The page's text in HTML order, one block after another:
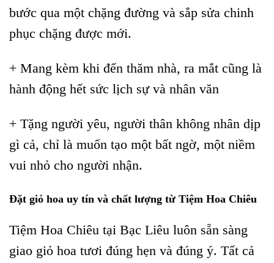
bước qua một chặng đường và sắp sửa chinh
phục chặng được mới.
+ Mang kèm khi đến thăm nhà, ra mắt cũng là
hành động hết sức lịch sự và nhân văn
+ Tặng người yêu, người thân không nhân dịp
gì cả, chỉ là muốn tạo một bất ngờ, một niềm
vui nhỏ cho người nhận.
Đặt giỏ hoa uy tín và chất lượng từ Tiệm Hoa Chiêu
Tiệm Hoa Chiêu tại Bạc Liêu luôn sẵn sàng
giao giỏ hoa tươi đúng hẹn và đúng ý. Tất cả